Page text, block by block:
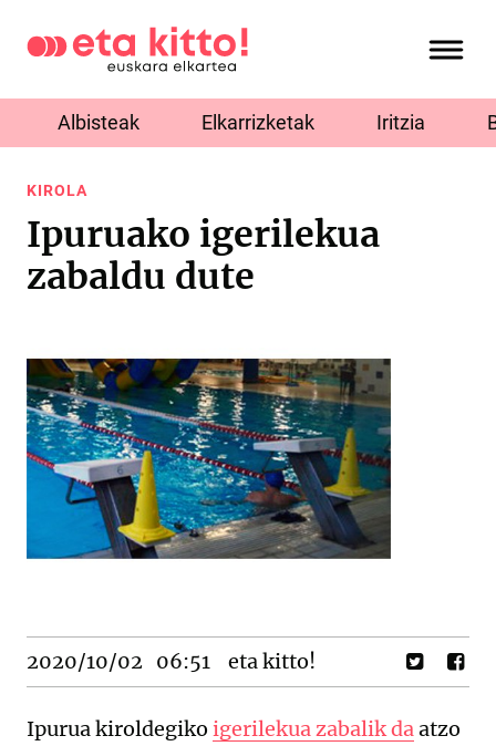
Albisteak Elkarrizketak Iritzia
KIROLA
Ipuruako igerilekua
zabaldu dute
2020/10/02 06:51 eta kitto!
Ipurua kiroldegiko igerilekua zabalik daatzo